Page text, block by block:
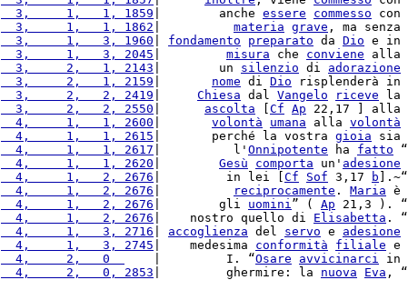
  3,     1,   1, 1859
|        anche essere commesso con
  3,     1,   1, 1862
materia grave , ma senza
  3,     1,   3, 1960
fondamento preparato da Dio e in
  3,     1,   3, 2045
misura che conviene alla
  3,     2,   1, 2143
|        un silenzio di adorazione
  3,     2,   1, 2159
nome di Dio risplenderà in
  3,     2,   2, 2419
Chiesa dal Vangelo riceve la
  3,     2,   2, 2550
ascolta Cf Ap 22,17 ] alla
  4,     1,   1, 2600
volontà umana alla volontà
  4,     1,   1, 2615
|       perché la vostra gioia sia
  4,     1,   1, 2617
|          l' Onnipotente ha fatto “
  4,     1,   1, 2620
Gesù comporta un' adesione
  4,     1,   2, 2676
|         in lei [ Cf Sof 3,17 b ].~“
  4,     1,   2, 2676
reciprocamente . Maria è
  4,     1,   2, 2676
|        gli uomini” ( Ap 21,3 ). “
  4,     1,   2, 2676
|    nostro quello di Elisabetta . “
  4,     1,   3, 2716
accoglienza del servo e adesione
  4,     1,   3, 2745
|    medesima conformità filiale e
  4,     2,   0
    |         I. “
Osare avvicinarci in
  4,     2,   0, 2853
|         ghermire: la nuova Eva , “